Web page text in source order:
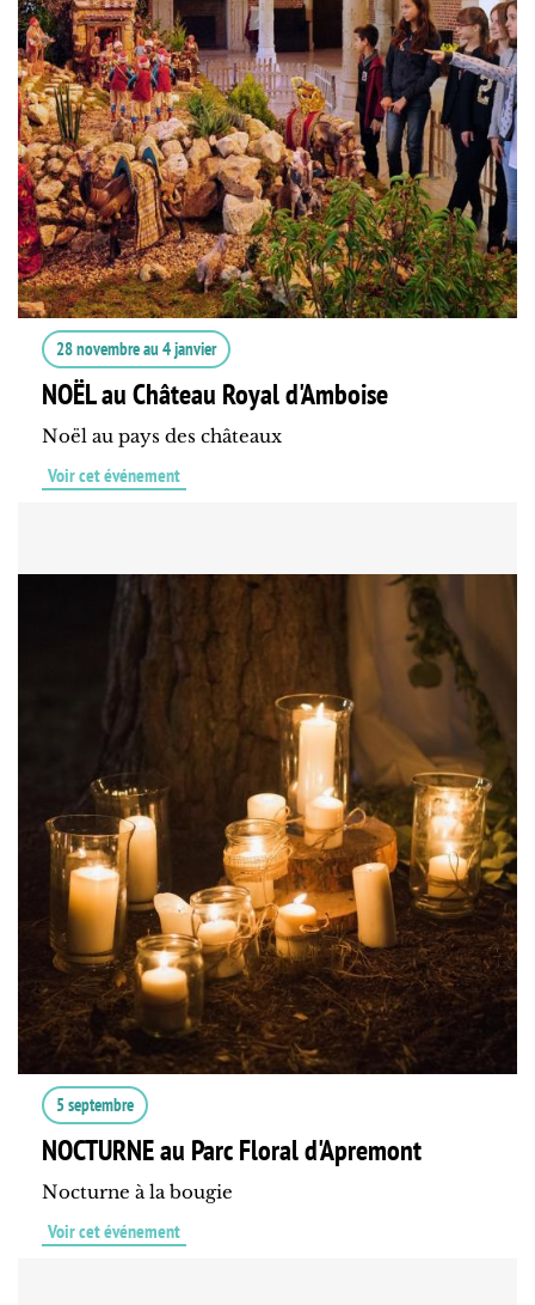
28 novembreau4 janvier
NOËL au Château Royal d'Amboise
Noël au pays des châteaux
Voir cet événement
5 septembre
NOCTURNE au Parc Floral d'Apremont
Nocturne à la bougie
Voir cet événement